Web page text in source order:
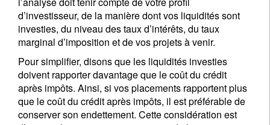
d’investisseur, de la manière dont vos liquidités sont
investies, du niveau des taux d’intérêts, du taux
marginal d’imposition et de vos projets à venir.
Pour simplifier, disons que les liquidités investies
doivent rapporter davantage que le coût du crédit
après impôts. Ainsi, si vos placements rapportent plus
que le coût du crédit après impôts, il est préférable de
conserver son endettement. Cette considération est